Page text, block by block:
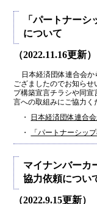
「パートナー
について
（2022.11.16更新）
日本経済団体連合会
ござましたのでお知ら
プ構築宣言チラシや同
言への取組みにご協力く
・
日本経済団体連合
・
「パートナーシッ
マイナンバーカ
協力依頼につい
（2022.9.15更新）